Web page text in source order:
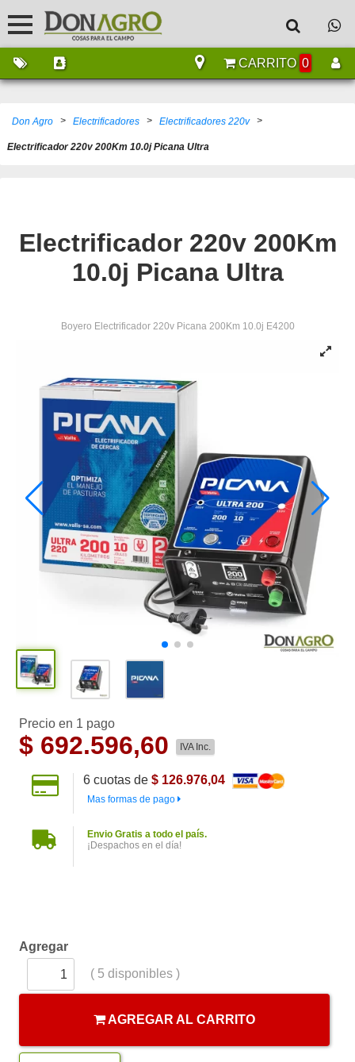
CARRITO 0
Don Agro > Electrificadores > Electrificadores 220v >
Electrificador 220v 200Km 10.0j Picana Ultra
Electrificador 220v 200Km
10.0j Picana Ultra
Boyero Electrificador 220v Picana 200Km 10.0j E4200
Precio en 1 pago
$ 692.596,60 IVA Inc.
6cuotas de $ 126.976,04
Mas formas de pago
Envio Gratis a todo el país.
¡Despachos en el día!
Agregar
( 5disponibles )
AGREGAR AL CARRITO